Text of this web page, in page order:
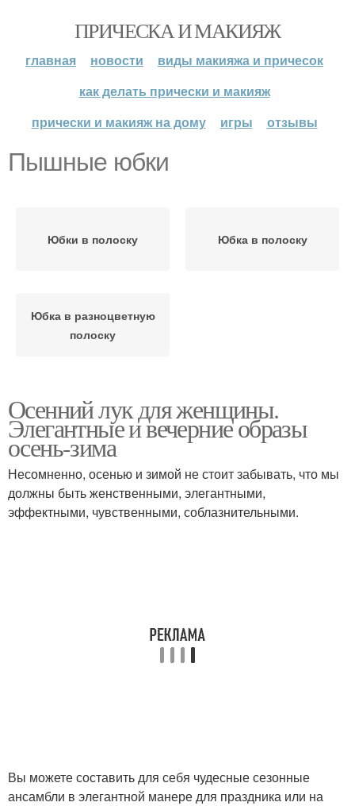
ПРИЧЕСКА И МАКИЯЖ
главная новости
виды макияжа и причесок
как делать прически и макияж
прически и макияж на дому
игры отзывы
Пышные юбки
Юбки в полоску Юбка в полоску
Юбка в разноцветную
полоску
Осенний лук для женщины.
Элегантные и вечерние образы
осень-зима
Несомненно, осенью и зимой не стоит забывать, что мы
должны быть женственными, элегантными,
эффектными, чувственными, соблазнительными.
Вы можете составить для себя чудесные сезонные
ансамбли в элегантной манере для праздника или на